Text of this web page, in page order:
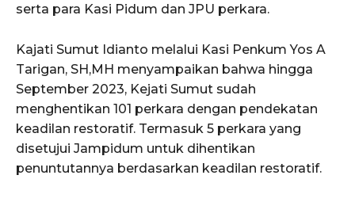
serta para Kasi Pidum dan JPU perkara.
Kajati Sumut Idianto melalui Kasi Penkum Yos A
Tarigan, SH,MH menyampaikan bahwa hingga
September 2023, Kejati Sumut sudah
menghentikan 101 perkara dengan pendekatan
keadilan restoratif. Termasuk 5 perkara yang
disetujui Jampidum untuk dihentikan
penuntutannya berdasarkan keadilan restoratif.